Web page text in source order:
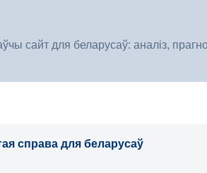
сайт для беларусаў: аналіз,
справа для беларусаў